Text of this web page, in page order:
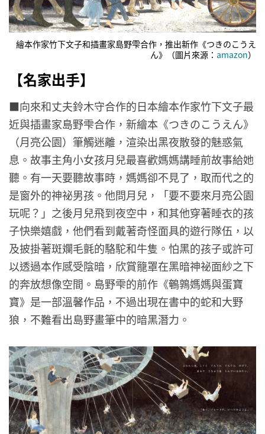
繪本作家竹下文子和插畫家島野雫合作，推出新作《つきのこうえ
ん》（圖片來源： amazon）
【名家出手】
■向來和丈夫鈴木守合作的日本繪本作家竹下文子最
近與插畫家島野雫合作，新繪本《つきのこうえん》
（月亮公園）筆觸迷離，渲染出黑夜散發的魅惑氣
息。故事主角小女孩月兒最喜歡媽媽講睡前故事給她
聽。有一天要聽故事時，媽媽卻不見了，取而代之的
是窗外的神祕男孩。他問月兒，「要不要來月亮公園
玩呢？」之後月兒飛到夜空中，和其他穿著睡衣的孩
子快樂嬉戲，他們看到戴著奇怪面具的遊行隊伍，以
及披掛著斑斕毛氈的駱駝和牛隻。怕黑的孩子或許可
以透過本作感受陰暗，欣賞籠罩在黑暗神祕面紗之下
的奔放想像空間。島野雫的前作《鵪鶉媽媽與蛋寶
寶》是一部溫馨作品，不過出現在書中的蛇和大野
狼，不難看出島野畫筆中的暗黑潛力。